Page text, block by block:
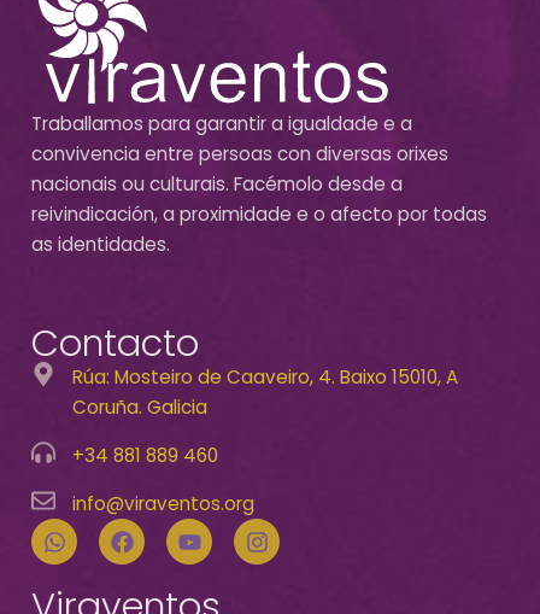
Traballamos para garantir a igualdade e a
convivencia entre persoas con diversas orixes
nacionais ou culturais. Facémolo desde a
reivindicación, a proximidade e o afecto por todas
as identidades.
Contacto
Rúa: Mosteiro de Caaveiro, 4. Baixo 15010, A
Coruña. Galicia
+34 881 889 460
info@viraventos.org